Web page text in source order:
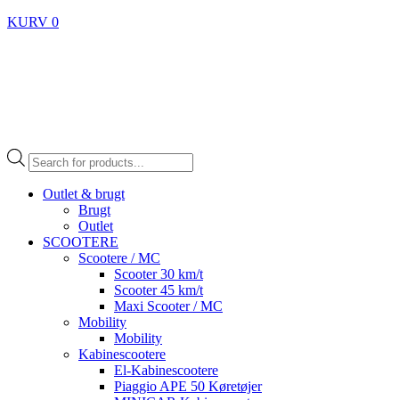
KURV 0
Products
search
Outlet & brugt
Brugt
Outlet
SCOOTERE
Scootere / MC
Scooter 30 km/t
Scooter 45 km/t
Maxi Scooter / MC
Mobility
Mobility
Kabinescootere
El-Kabinescootere
Piaggio APE 50 Køretøjer